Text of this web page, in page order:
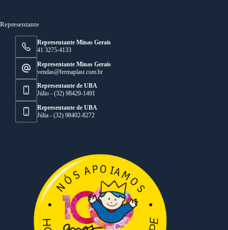
Representante
Representante Minas Gerais
41 3275-4133
Representante Minas Gerais
vendas@fermaplast.com.br
Representante de UBA
Júlio - (32) 98429-1491
Representante de UBA
Júlia - (32) 98402-8272